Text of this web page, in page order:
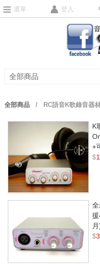
選單 登入
全部商品
全部商品/ RC語音K歌錄音器
K
+
$
$